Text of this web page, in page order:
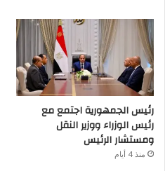
رئيس الجمهورية اجتمع مع
رئيس الوزراء ووزير النقل
ومستشار الرئيس
منذ 4 أيام